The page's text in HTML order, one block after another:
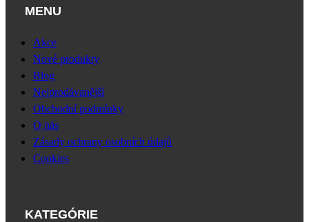
MENU
Akce
Nové produkty
Blog
Nejprodávanější
Obchodní podmínky
O nás
Zásady ochrany osobních údajů
Cookies
KATEGÓRIE